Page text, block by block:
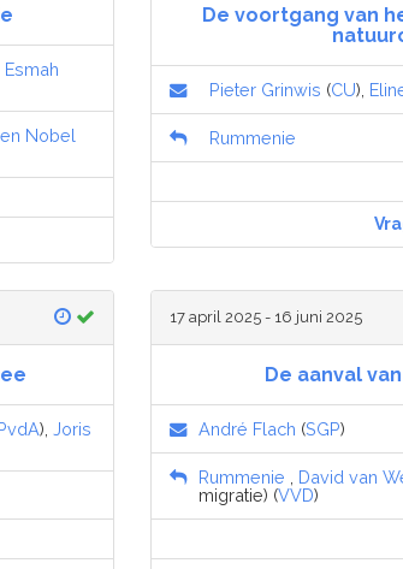
Esmah
Nobel
De voortgang van
Pieter Grinwis (CU),
Rummenie
), Joris
17 april 2025 - 16 juni 2025
De aanval
André Flach (SGP)
Rummenie David van
migratie) (VVD)